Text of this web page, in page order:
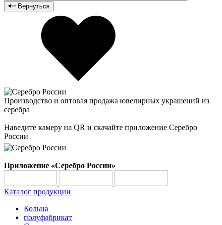
Вернуться
Производство и оптовая продажа ювелирных украшений из
серебра
Наведите камеру на QR и скачайте приложение Серебро
России
Приложение «Серебро России»
Каталог продукции
Кольца
полуфабрикат